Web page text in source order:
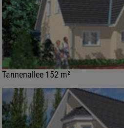
Tannenallee 152 m²